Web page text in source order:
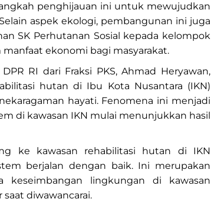
penghijauan ini untuk mewujudkan
aspek ekologi, pembangunan ini juga
SK Perhutanan Sosial kepada kelompok
ekonomi bagi masyarakat.
RI dari Fraksi PKS, Ahmad Heryawan,
hutan di Ibu Kota Nusantara (IKN)
hayati. Fenomena ini menjadi
di kawasan IKN mulai menunjukkan hasil
ke kawasan rehabilitasi hutan di IKN
berjalan dengan baik. Ini merupakan
keseimbangan lingkungan di kawasan
diwawancarai.